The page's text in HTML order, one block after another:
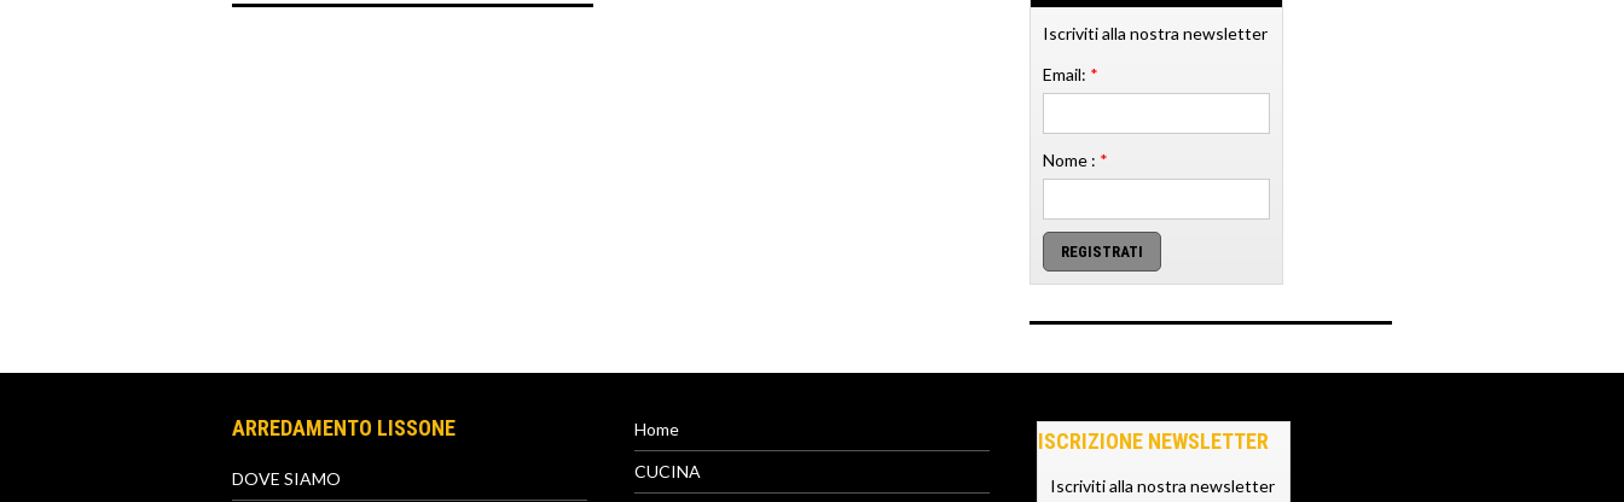
Iscriviti alla nostra newsletter
Email: *
Nome : *
ARREDAMENTO LISSONE
DOVE SIAMO
Home
CUCINA
ISCRIZIONE NEWSLETTER
Iscriviti alla nostra newsletter